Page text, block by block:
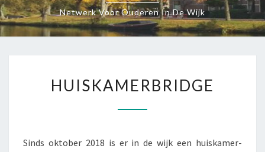
Netwerk Voor Ouderen In De Wijk
U
HUISKAMERBRIDGE
Sinds oktober 2018 is er in de wijk een huiskamer-